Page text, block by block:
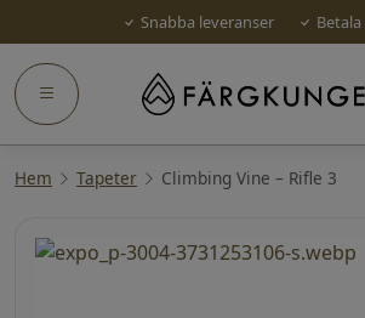
Snabba leveranser
Hem Tapeter Climbing Vine – Rifle 3